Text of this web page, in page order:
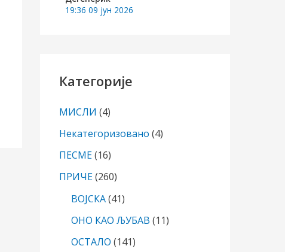
19:36 09 јун 2026
Категорије
МИСЛИ (4)
Некатегоризовано (4)
ПЕСМЕ(16)
ПРИЧЕ(260)
ВОЈСКА(41)
ОНО КАО ЉУБАВ (11)
ОСТАЛО (141)